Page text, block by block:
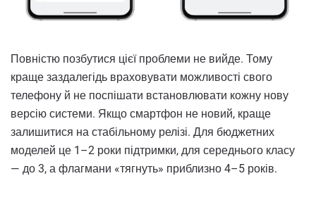
Повністю позбутися цієї проблеми не вийде. Тому
краще заздалегідь враховувати можливості свого
телефону й не поспішати встановлювати кожну нову
версію системи. Якщо смартфон не новий, краще
залишитися на стабільному релізі. Для бюджетних
моделей це 1–2 роки підтримки, для середнього класу
— до 3, а флагмани «тягнуть» приблизно 4–5 років.